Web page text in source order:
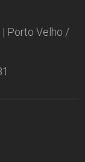
| Porto Velho /